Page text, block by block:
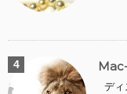
ディ